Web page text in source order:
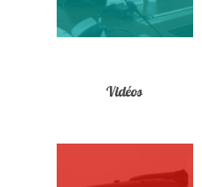
Vidéos